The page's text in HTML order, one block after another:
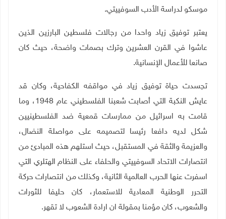
موسكو لدراسة الأدب السوفييتي.
يعتبر توفيق زياد واحدا من رجالات فلسطين البارزين الذين
عاشوا في القرن العشرين وترك بصمات واضحة، حيث كان
صانعا للأعمال الإنسانية.
تجسدت حياة توفيق زياد في مواقفه الكفاحية، وكان قد
عايش النكبة التي أصابت شعبنا الفلسطيني عام 1948، وما
قامت به اسرائيل من ممارسات قمعية ضد الفلسطينيين
شكل لديه دافعا رئيسا لتصميمه على مواصلة النضال،
والعزيمة والثقة في المستقبل، حيث استلهم هذه المبادئ من
انتصارات الاتحاد السوفييتي والحلفاء على النظام الهتلري التي
اسفرت عنها الحرب العالمية الثانية، وكذلك من انتصارات حركة
التحرر الوطنية المعادية للاستعمار، كان حليفا للثورات
والشعوب، كان مؤمنا بمقولة ان ارادة الشعوب لا تقهر.